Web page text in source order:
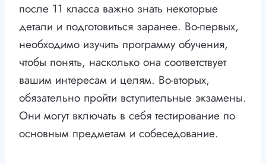
после 11 класса важно знать некоторые
детали и подготовиться заранее. Во-первых,
необходимо изучить программу обучения,
чтобы понять, насколько она соответствует
вашим интересам и целям. Во-вторых,
обязательно пройти вступительные экзамены.
Они могут включать в себя тестирование по
основным предметам и собеседование.